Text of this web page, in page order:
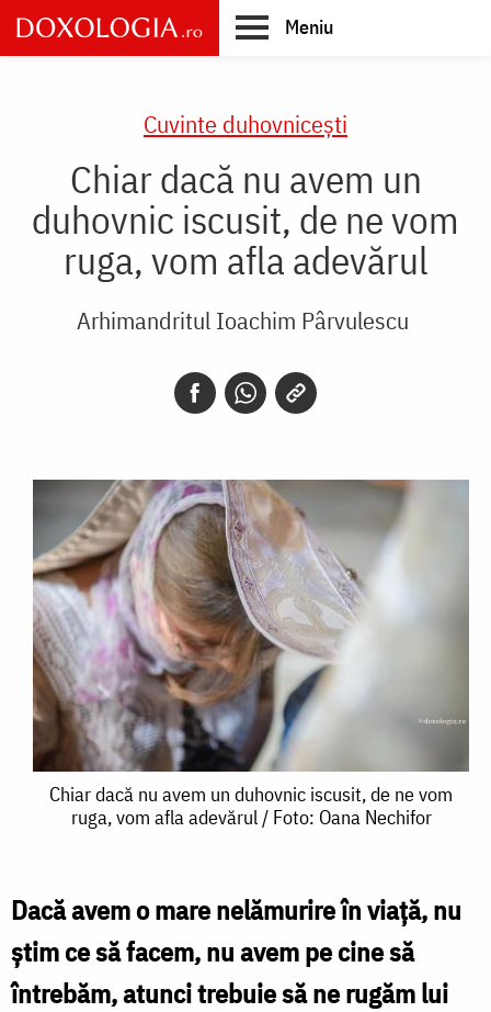
Skip
to
main
Meniu
Cuvinte duhovnicești
Chiar dacă nu avem un
duhovnic iscusit, de ne vom
ruga, vom afla adevărul
Arhimandritul Ioachim Pârvulescu
Chiar
dacă
avem
un
duhovnic
Chiar dacă nu avem un duhovnic iscusit, de ne vom
ruga, vom afla adevărul / Foto: Oana Nechifor
Dacă avem o mare nelămurire în viață, nu
știm ce să facem, nu avem pe cine să
întrebăm, atunci trebuie să ne rugăm lui